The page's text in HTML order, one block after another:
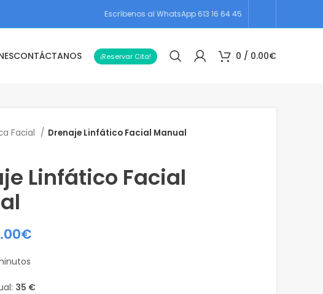
Escríbenos al WhatsApp 613 16 64 45
CONTÁCTANOS ¡Reservar Cita! 0 / 0.00€
Facial Drenaje Linfático Facial Manual
Linfático Facial
€
35 €